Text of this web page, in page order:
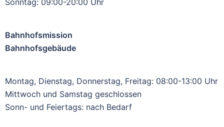
Bahnhofsmission
Bahnhofsgebäude
Montag, Dienstag, Donnerstag, Freitag: 08:00-13:00 Uhr
Mittwoch und Samstag geschlossen
Sonn- und Feiertags: nach Bedarf